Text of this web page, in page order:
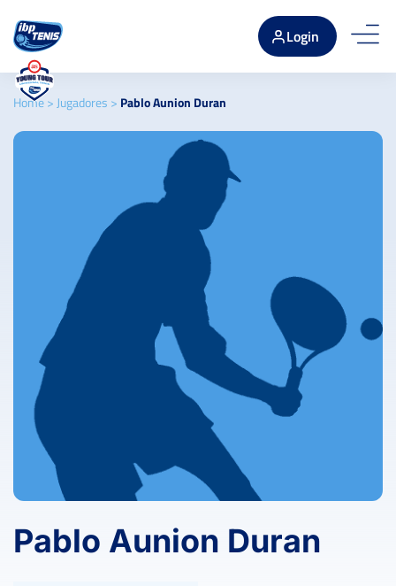
Login
Home> Jugadores > Pablo Aunion Duran
Pablo Aunion Duran